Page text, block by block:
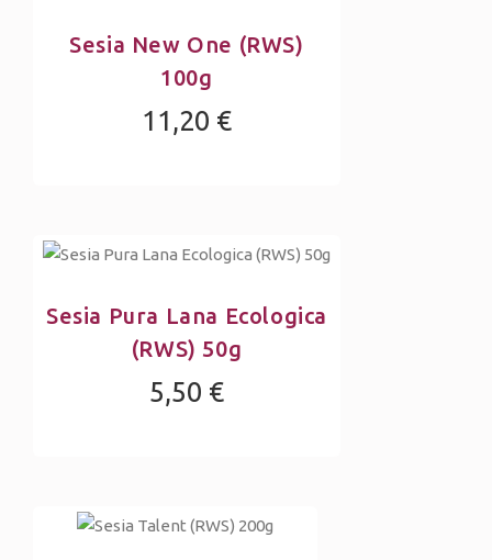
Sesia New One (RWS)
100g
11,20 €
Sesia Pura Lana Ecologica
(RWS) 50g
5,50 €